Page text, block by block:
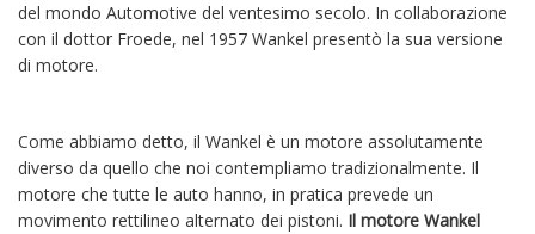
del mondo Automotive del ventesimo secolo. In collaborazione
con il dottor Froede, nel 1957 Wankel presentò la sua versione
di motore.
Come abbiamo detto, il Wankel è un motore assolutamente
diverso da quello che noi contempliamo tradizionalmente. Il
motore che tutte le auto hanno, in pratica prevede un
movimento rettilineo alternato dei pistoni. Il motore Wankel